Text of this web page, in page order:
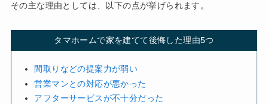
その主な理由としては、以下の点が挙げられます。
タマホームで家を建てて後悔した理由5つ
間取りなどの提案力が弱い
営業マンとの対応が悪かった
アフターサービスが不十分だった